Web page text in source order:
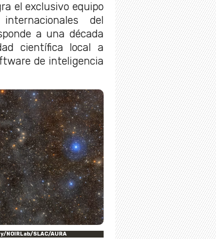
el exclusivo equipo
del
a una década
científica local a
de inteligencia
NOIRLab/SLAC/AURA